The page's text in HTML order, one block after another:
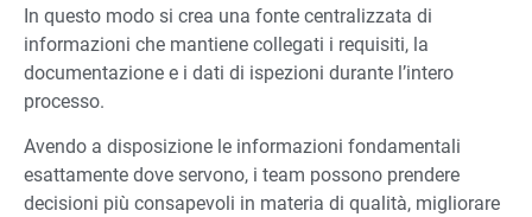
In questo modo si crea una fonte centralizzata di
informazioni che mantiene collegati i requisiti, la
documentazione e i dati di ispezioni durante l’intero
processo.
Avendo a disposizione le informazioni fondamentali
esattamente dove servono, i team possono prendere
decisioni più consapevoli in materia di qualità, migliorare